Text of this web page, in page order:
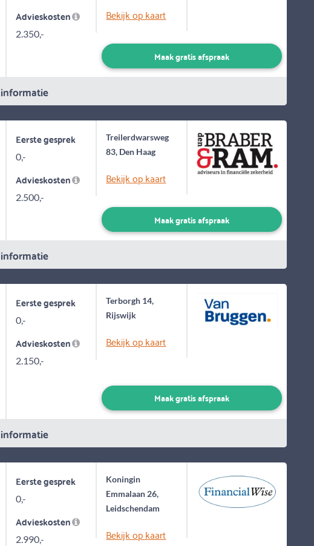
Advieskosten
2.350,-
Bekijk op kaart
Maak gratis afspraak
Eerste gesprek
0,-
Advieskosten
2.500,-
Treilerdwarsweg
83, Den Haag
Bekijk op kaart
Maak gratis afspraak
Eerste gesprek
0,-
Advieskosten
2.150,-
Terborgh 14,
Rijswijk
Bekijk op kaart
Maak gratis afspraak
Eerste gesprek
0,-
Advieskosten
2.990,-
Koningin
Emmalaan 26,
Leidschendam
Bekijk op kaart